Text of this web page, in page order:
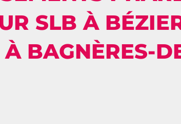
SLB À
BAGNÈRES-